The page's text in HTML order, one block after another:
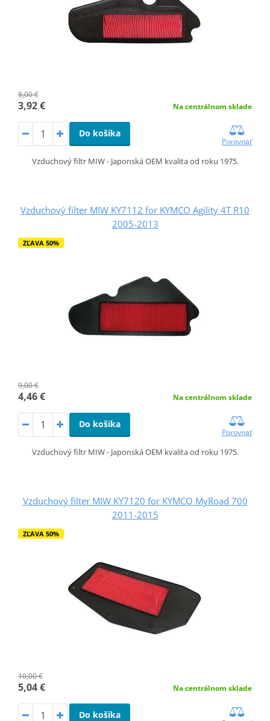
8,00 €
3,92 € Na centrálnom sklade
Do košíka
Porovnať
Vzduchový filtr MIW - Japonská OEM kvalita od roku 1975.
Vzduchový filter MIW KY7112 for KYMCO Agility 4T R10
2005-2013
ZĽAVA 50%
9,00 €
4,46 € Na centrálnom sklade
Do košíka
Porovnať
Vzduchový filtr MIW - Japonská OEM kvalita od roku 1975.
Vzduchový filter MIW KY7120 for KYMCO MyRoad 700
2011-2015
ZĽAVA 50%
10,00 €
5,04 € Na centrálnom sklade
Do košíka